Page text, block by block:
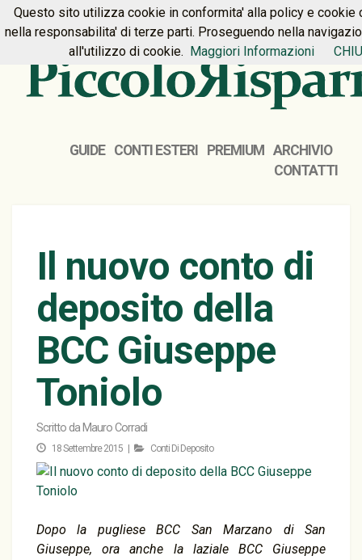
HOME PREMIUM CONTATTI
GUIDE CONTI ESTERI PREMIUM
ARCHIVIO
CONTATTI
Il nuovo conto di
deposito della
BCC Giuseppe
Toniolo
Scritto da Mauro Corradi
18 Settembre 2015 | Conti Di Deposito
Dopo la pugliese BCC San Marzano di San
Giuseppe, ora anche la laziale BCC Giuseppe
Questo sito utilizza cookie in conformita' alla policy e cookie
nella responsabilita' di terze parti. Proseguendo nella
all'utilizzo di cookie. Maggiori Informazioni